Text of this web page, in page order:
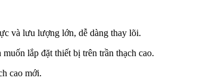
và lưu lượng lớn, dễ dàng thay lõi.
lắp đặt thiết bị trên trần thạch cao.
cao mới.